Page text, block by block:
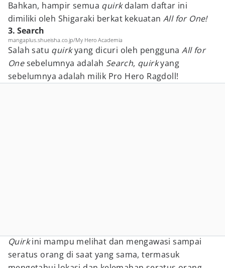
Bahkan, hampir semua quirkdalam daftar ini
dimiliki oleh Shigaraki berkat kekuatan All for One!
3. Search
mangaplus.shueisha.co.jp/My Hero Academia
Salah satu quirkyang dicuri oleh penggunaAll for
Onesebelumnya adalah Search, quirkyang
sebelumnya adalah milik Pro Hero Ragdoll!
Quirkini mampu melihat dan mengawasi sampai
seratus orang di saat yang sama, termasuk